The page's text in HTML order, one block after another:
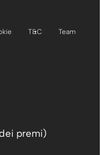
T&C
Team
premi)